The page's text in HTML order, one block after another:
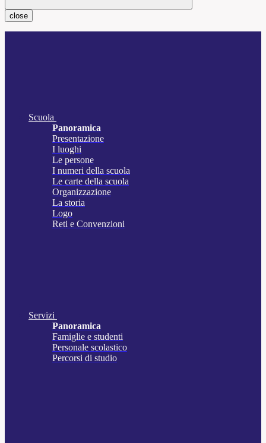
close
Scuola
Panoramica
Presentazione
I luoghi
Le persone
I numeri della scuola
Le carte della scuola
Organizzazione
La storia
Logo
Reti e Convenzioni
Servizi
Panoramica
Famiglie e studenti
Personale scolastico
Percorsi di studio